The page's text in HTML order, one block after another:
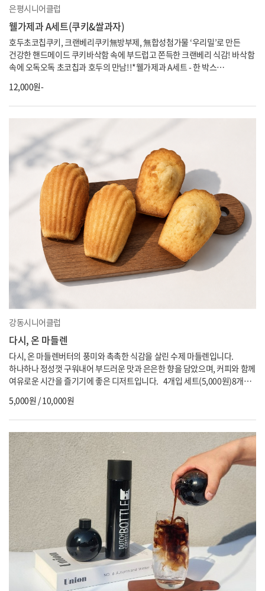
은평시니어클럽
웰가제과 A세트(쿠키&쌀과자)
호두초코칩쿠키, 크랜베리쿠키無방부제, 無합성첨가물 ‘우리밀’로 만든
건강한 핸드메이드 쿠키바삭함 속에 부드럽고 쫀득한 크랜베리 식감! 바삭함
속에 오독오독 초코칩과 호두의 만남!!*웰가제과 A세트 - 한 박스
크랜베리쿠키 3봉*웰가제과 B세트 - 한 박스 24,000원구성품 : 호...
12,000원-
강동시니어클럽
다시, 온 마들렌
다시, 온 마들렌버터의 풍미와 촉촉한 식감을 살린 수제 마들렌입니다.
하나하나 정성껏 구워내어 부드러운 맛과 은은한 향을 담았으며, 커피와 함께
여유로운 시간을 즐기기에 좋은 디저트입니다. 4개입 세트(5,000원)8개입
5,000원 / 10,000원